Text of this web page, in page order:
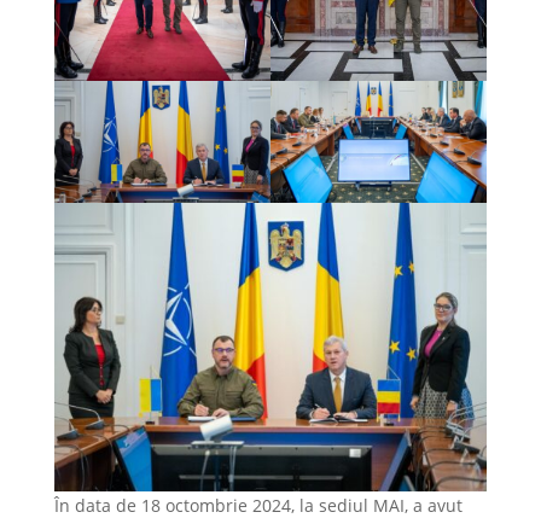
În data de 18 octombrie 2024, la sediul MAI, a avut